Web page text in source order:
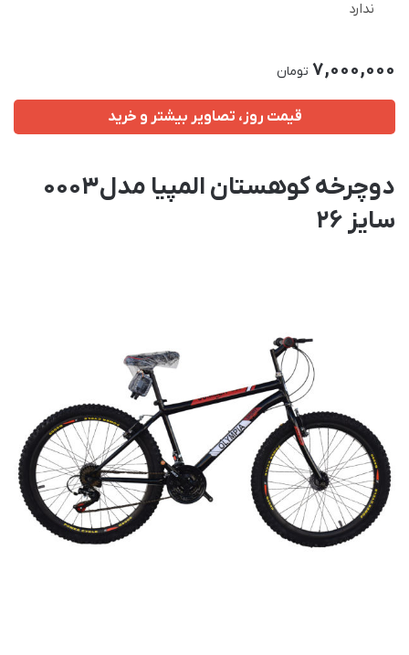
ندارد
7,000,000 تومان
قیمت روز، تصاویر بیشتر و خرید
دوچرخه کوهستان المپیا مدل 0003
سایز 26